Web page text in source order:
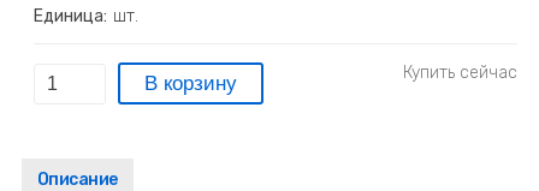
Единица: шт.
Описание